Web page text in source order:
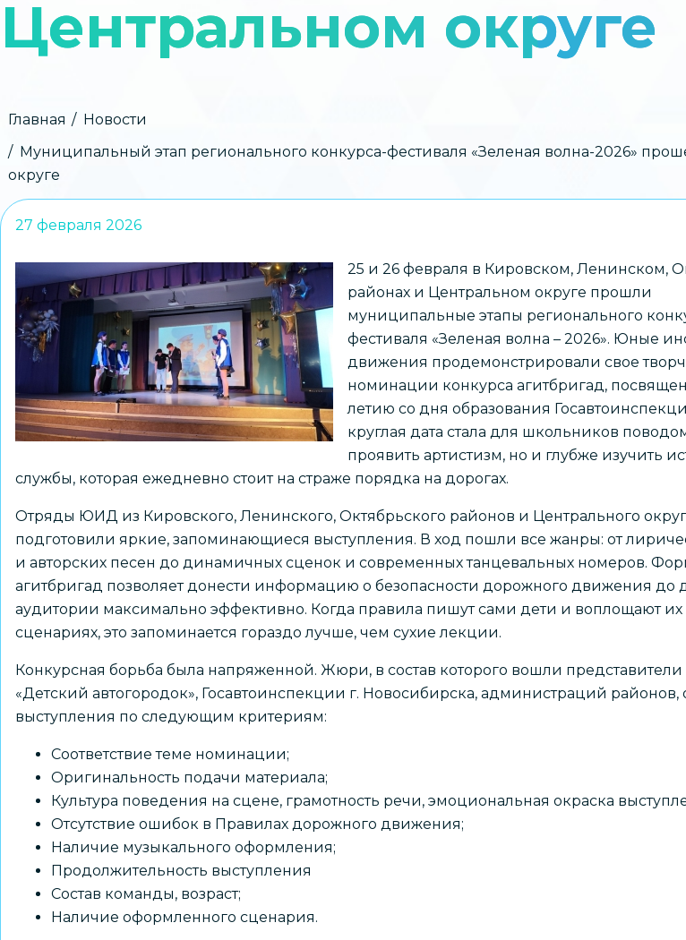
Центральном округе
Строка
навигации
Главная
Новости
Муниципальный этап регионального конкурса-фестиваля «Зеленая волна-2026»
округе
27 февраля 2026
25 и 26 февраля в Кировском, Ленинском,
районах и Центральном округе прошли
муниципальные этапы регионального
фестиваля «Зеленая волна – 2026». Юные
движения продемонстрировали свое
номинации конкурса агитбригад,
летию со дня образования
круглая дата стала для школьников
проявить артистизм, но и глубже изучить
службы, которая ежедневно стоит на страже порядка на дорогах.
Отряды ЮИД из Кировского, Ленинского, Октябрьского районов и Центрального
подготовили яркие, запоминающиеся выступления. В ход пошли все жанры: от
и авторских песен до динамичных сценок и современных танцевальных номеров.
агитбригад позволяет донести информацию о безопасности дорожного движения до
аудитории максимально эффективно. Когда правила пишут сами дети и воплощают их
сценариях, это запоминается гораздо лучше, чем сухие лекции.
Конкурсная борьба была напряженной. Жюри, в состав которого вошли
«Детский автогородок», Госавтоинспекции г. Новосибирска, администраций районов,
выступления по следующим критериям:
Соответствие теме номинации;
Оригинальность подачи материала;
Культура поведения на сцене, грамотность речи, эмоциональная окраска
Отсутствие ошибок в Правилах дорожного движения;
Наличие музыкального оформления;
Продолжительность выступления
Состав команды, возраст;
Наличие оформленного сценария.